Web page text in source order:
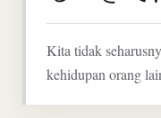
Kita tidak
kehidupan orang